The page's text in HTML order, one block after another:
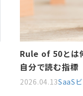
Rule of 50とは
自分で読む指標
2026.04.13SaaS